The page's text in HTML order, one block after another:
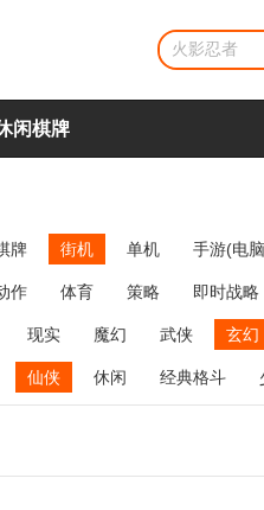
闲棋牌
牌 街机 单机 手游(电
作 体育 策略
即时战略
称射击 棋类 牌类 麻将
现实 魔幻 武侠 玄幻
仙侠 休闲 经典格斗